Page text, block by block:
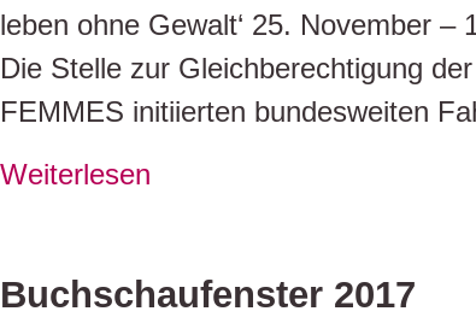
leben ohne Gewalt‘ 25. November
Die Stelle zur Gleichberechtigung
FEMMES initiierten bundesweiten
Weiterlesen
Buchschaufenster 2017